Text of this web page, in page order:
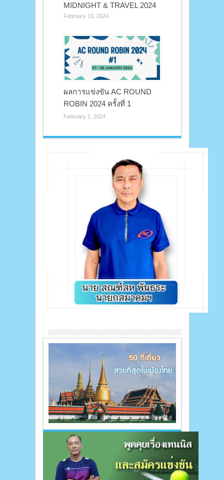
MIDNIGHT & TRAVEL 2024
February 19, 2024
ผลการแข่งขัน AC ROUND
ROBIN 2024 ครั้งที่ 1
February 1, 2024